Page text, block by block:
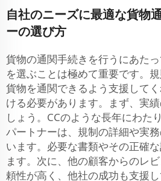
自社のニーズに最適な貨物
ーの選び方
貨物の通関手続きを行うにあた
を選ぶことは極めて重要です。
貨物を通関できるよう支援して
ける必要があります。まず、実
しょう。CCのような長年にわた
パートナーは、規制の詳細や実
います。必要な書類やその正確
ます。次に、他の顧客からのレ
頼性が高く、他社の成功も支援